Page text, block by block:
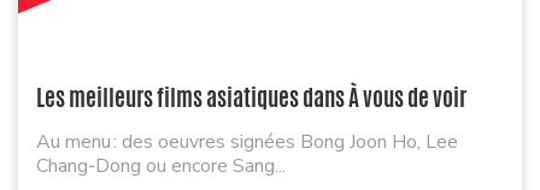
Les meilleurs films asiatiques dans À vous de voir
Au menu : des oeuvres signées Bong Joon Ho, Lee
Chang-Dong ou encore Sang...